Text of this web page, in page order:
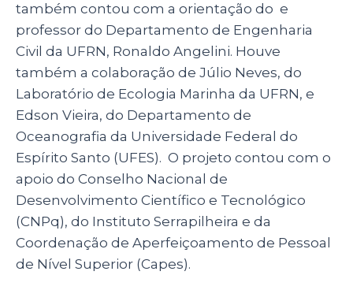
também contou com a orientação do e
professor do Departamento de Engenharia
Civil da UFRN, Ronaldo Angelini. Houve
também a colaboração de Júlio Neves, do
Laboratório de Ecologia Marinha da UFRN, e
Edson Vieira, do Departamento de
Oceanografia da Universidade Federal do
Espírito Santo (UFES). O projeto contou com o
apoio do Conselho Nacional de
Desenvolvimento Científico e Tecnológico
(CNPq), do Instituto Serrapilheira e da
Coordenação de Aperfeiçoamento de Pessoal
de Nível Superior (Capes).